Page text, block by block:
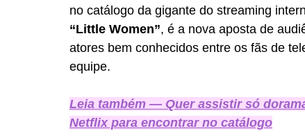
no catálogo da gigante do streaming
“Little Women”, é a nova aposta de
atores bem conhecidos entre os fãs de
equipe.
Leia também — Quer assistir só
Netflix para encontrar no catálogo